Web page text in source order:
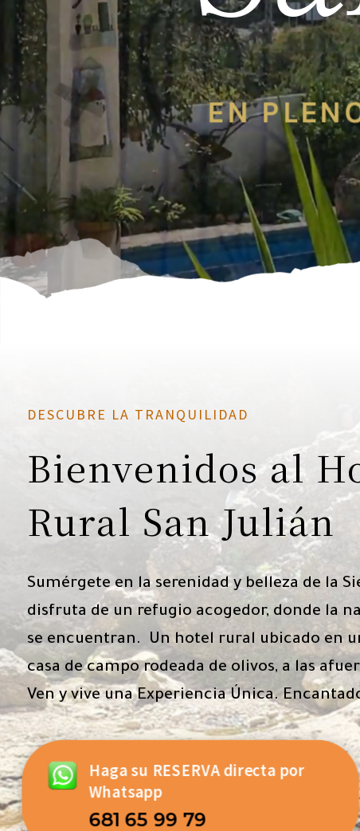
EN
DESCUBRE LA TRANQUILIDAD
Bienvenidos al
Rural San Julián
Sumérgete en la serenidad y belleza de la
disfruta de un refugio acogedor, donde la
se encuentran. Un hotel rural ubicado en
casa de campo rodeada de olivos, a las
Ven y vive una Experiencia Única.
Haga su RESERVA directa por
Whatsapp
681 65 99 79